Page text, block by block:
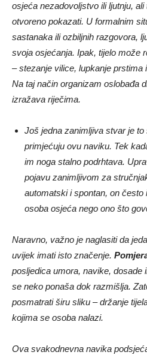
osjeća nezadovoljstvo ili ljutnju,
otvoreno pokazati. U formalnim
sastanaka ili ozbiljnih razgovora,
svoja osjećanja. Ipak, tijelo može
– stezanje vilice, lupkanje prstima
Na taj način organizam oslobađa
izražava riječima.
Još jedna zanimljiva stvar je
primjećuju ovu naviku. Tek
im noga stalno podrhtava.
pojavu zanimljivom za
automatski i spontan, on
osoba osjeća nego ono što
Naravno, važno je naglasiti da
uvijek imati isto značenje.
posljedica umora, navike, dosade
se neko ponaša dok razmišlja.
posmatrati širu sliku – držanje
kojima se osoba nalazi.
Ova svakodnevna navika